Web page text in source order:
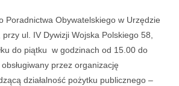
Poradnictwa Obywatelskiego w Urzędzie
ul. IV Dywizji Wojska Polskiego 58,
do piątku w godzinach od 15.00 do
przez organizację
działalność pożytku publicznego –